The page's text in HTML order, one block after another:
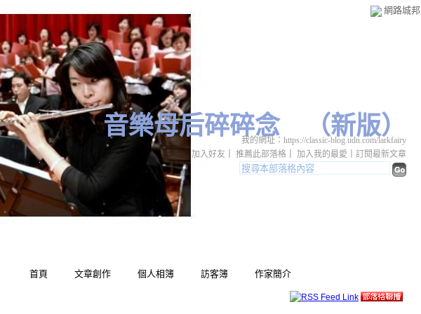
網路城邦
音樂母后碎碎念（新版）
首頁 文章創作 個人相簿 訪客簿 作家簡介
加入好友 推薦此部落格 加入我的最愛 訂閱最新文章
我的網址：https://classic-blog.udn.com/larkfairy